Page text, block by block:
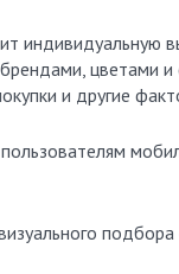
индивидуальную
цветами
и другие